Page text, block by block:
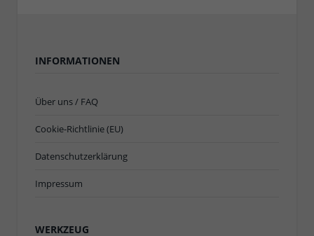
INFORMATIONEN
Über uns / FAQ
Cookie-Richtlinie (EU)
Datenschutzerklärung
Impressum
WERKZEUG